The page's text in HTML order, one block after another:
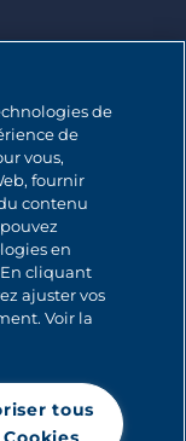
INC.
de
de
vous,
fournir
contenu
en
En cliquant
ajuster vos
Voir la
tous